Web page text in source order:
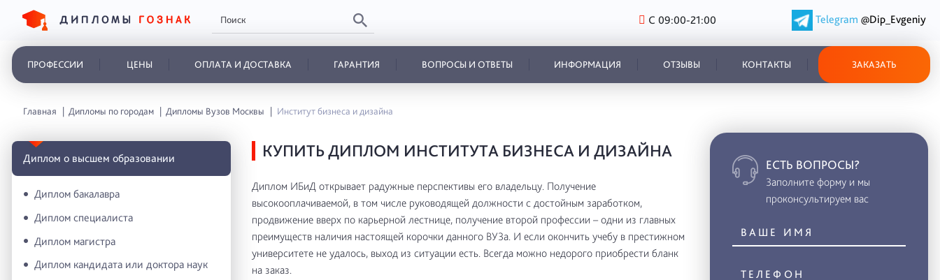
С 09:00-21:00 Telegram @Dip_Evgeniy
ПРОФЕССИИ ЦЕНЫ ОПЛАТА И ДОСТАВКА ГАРАНТИЯ ВОПРОСЫ И ОТВЕТЫ ИНФОРМАЦИЯ ОТЗЫВЫ КОНТАКТЫ ЗАКАЗАТЬ
Главная Дипломы по городам Дипломы Вузов Москвы Институт бизнеса и дизайна
Диплом о высшем образовании
Диплом бакалавра
Диплом специалиста
Диплом магистра
Диплом кандидата или доктора наук
КУПИТЬ ДИПЛОМ ИНСТИТУТА БИЗНЕСА И ДИЗАЙНА
Диплом ИБиД открывает радужные перспективы его владельцу. Получение
высокооплачиваемой, в том числе руководящей должности с достойным заработком,
продвижение вверх по карьерной лестнице, получение второй профессии – одни из главных
преимуществ наличия настоящей корочки данного ВУЗа. И если окончить учебу в престижном
университете не удалось, выход из ситуации есть. Всегда можно недорого приобрести бланк
на заказ.
ЕСТЬ ВОПРОСЫ?
Заполните форму и мы
проконсультируем вас